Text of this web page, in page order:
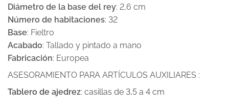
Diámetro de la base del rey: 2,6 cm
Número de habitaciones: 32
Base: Fieltro
Acabado: Tallado y pintado a mano
Fabricación: Europea
ASESORAMIENTO PARA ARTÍCULOS AUXILIARES :
Tablero de ajedrez: casillas de 3,5 a 4 cm